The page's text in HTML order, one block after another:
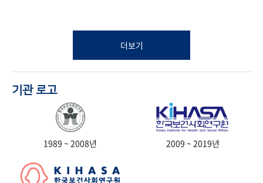
더보기
기관 로고
1989 ~ 2008년 2009 ~ 2019년